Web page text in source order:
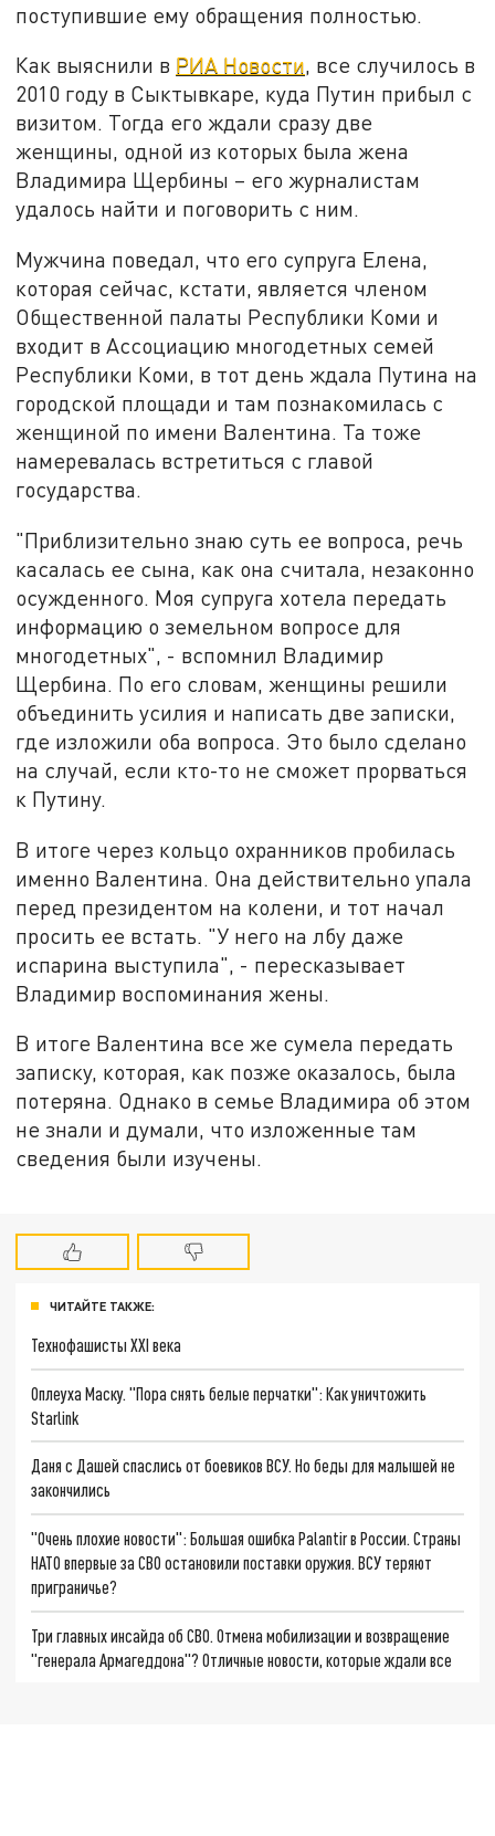
поступившие ему обращения полностью.
Как выяснили в РИА Новости, все случилось в
2010 году в Сыктывкаре, куда Путин прибыл с
визитом. Тогда его ждали сразу две
женщины, одной из которых была жена
Владимира Щербины – его журналистам
удалось найти и поговорить с ним.
Мужчина поведал, что его супруга Елена,
которая сейчас, кстати, является членом
Общественной палаты Республики Коми и
входит в Ассоциацию многодетных семей
Республики Коми, в тот день ждала Путина на
городской площади и там познакомилась с
женщиной по имени Валентина. Та тоже
намеревалась встретиться с главой
государства.
"Приблизительно знаю суть ее вопроса, речь
касалась ее сына, как она считала, незаконно
осужденного. Моя супруга хотела передать
информацию о земельном вопросе для
многодетных", - вспомнил Владимир
Щербина. По его словам, женщины решили
объединить усилия и написать две записки,
где изложили оба вопроса. Это было сделано
на случай, если кто-то не сможет прорваться
к Путину.
В итоге через кольцо охранников пробилась
именно Валентина. Она действительно упала
перед президентом на колени, и тот начал
просить ее встать. "У него на лбу даже
испарина выступила", - пересказывает
Владимир воспоминания жены.
В итоге Валентина все же сумела передать
записку, которая, как позже оказалось, была
потеряна. Однако в семье Владимира об этом
не знали и думали, что изложенные там
сведения были изучены.
ЧИТАЙТЕ ТАКЖЕ:
Технофашисты XXI века
Оплеуха Маску. "Пора снять белые перчатки": Как уничтожить
Starlink
Даня с Дашей спаслись от боевиков ВСУ. Но беды для малышей не
закончились
"Очень плохие новости": Большая ошибка Palantir в России. Страны
НАТО впервые за СВО остановили поставки оружия. ВСУ теряют
приграничье?
Три главных инсайда об СВО. Отмена мобилизации и возвращение
"генерала Армагеддона"? Отличные новости, которые ждали все